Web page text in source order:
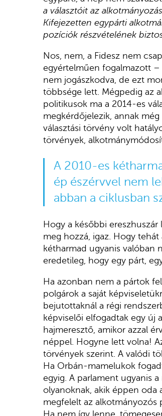
a választóit az
Kifejezetten egypárti
pozíciók részvételének
Nos, nem, a Fidesz nem
egyértelműen fogalmazott
nem jogászkodva, de ezt
többsége lett. Mégpedig az
politikusok ma a 2014-es
megkérdőjelezik, annak
választási törvény volt
törvények,
A 2010-es
ép észérvvel nem
abban a ciklusban
Hogy a későbbi
meg hozzá, igaz. Hogy
kétharmad ugyanis valóban
eredetileg, hogy egy párt,
Ha azonban nem a pártok
polgárok a saját
bejutottaknál a régi
képviselői elfogadtak egy új
hajmeresztő, amikor azzal
néppel. Hogyne lett volna!
törvények szerint. A valódi
Ha Orbán-mamelukok
egyig. A parlament ugyanis
olyanoknak, akik éppen oda
megfelelt az alkotmányozós
Ha nem így lenne,